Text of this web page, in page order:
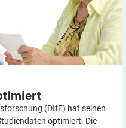
(DIfE) hat seinen
optimiert. Die